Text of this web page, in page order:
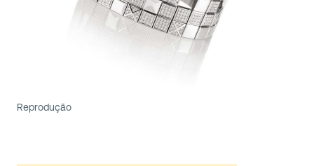
Reprodução